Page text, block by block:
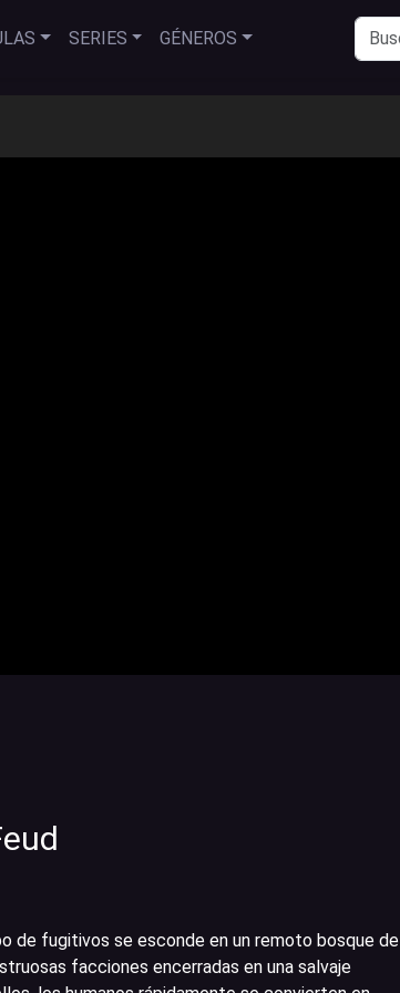
SERIES GÉNEROS
de fugitivos se esconde en un remoto bosque de
facciones encerradas en una salvaje